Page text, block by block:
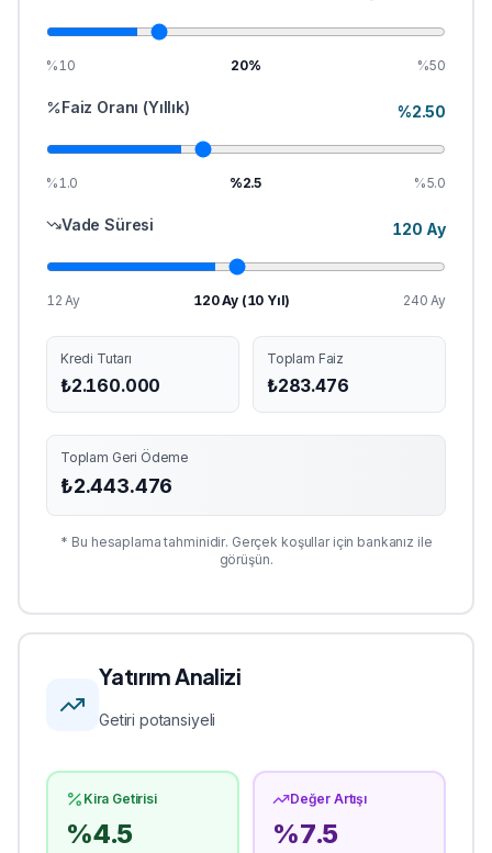
%10 20% %50
Faiz Oranı (Yıllık) %2.50
%1.0 %2.5 %5.0
Vade Süresi 120 Ay
12 Ay 120Ay (10 Yıl) 240 Ay
Kredi Tutarı
₺2.160.000
Toplam Faiz
₺283.476
Toplam Geri Ödeme
₺2.443.476
* Bu hesaplama tahminidir. Gerçek koşullar için bankanız ile
görüşün.
Yatırım Analizi
Getiri potansiyeli
Kira Getirisi
%4.5
Değer Artışı
%7.5